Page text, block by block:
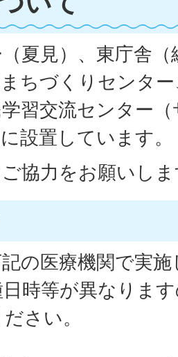
夏見）、東庁舎
ちづくりセンタ
習交流センター
設置しています。
協力をお願いし
の医療機関で実
時等が異なりま
さい。